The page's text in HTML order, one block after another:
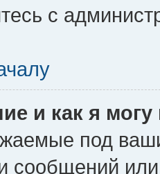
с
и как я
под
сообщений